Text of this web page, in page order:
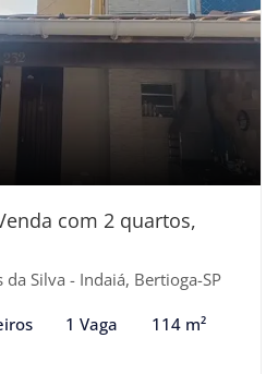
com 2 quartos,
da Silva - Indaiá, Bertioga-SP
1 Vaga 114 m²